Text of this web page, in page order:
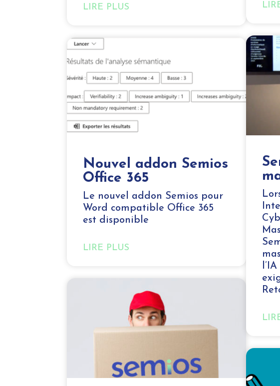
LIRE PLUS
Nouvel addon Semios
Office 365
Le nouvel addon Semios pour
Word compatible Office 365
est disponible
LIRE PLUS